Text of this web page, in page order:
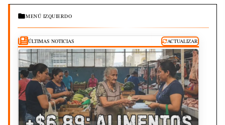
MENÚ IZQUIERDO
ÚLTIMAS NOTICIAS ACTUALIZAR